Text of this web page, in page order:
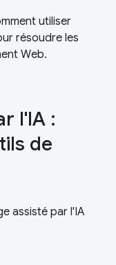
utiliser
résoudre les
Web.
l'IA :
de
assisté par l'IA